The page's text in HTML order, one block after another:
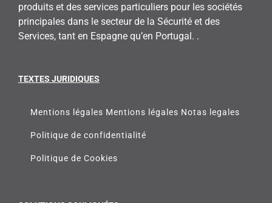
produits et des services particuliers pour les sociétés
principales dans le secteur de la Sécurité et des
Services, tant en Espagne qu’en Portugal. .
TEXTES JURIDIQUES
Mentions légales Mentions légales Notas legales
Politique de confidentialité
Politique de Cookies